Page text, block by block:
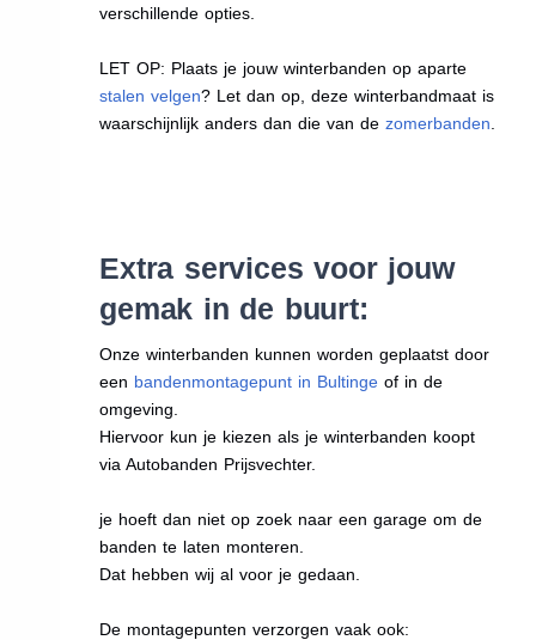
verschillende opties.
LET OP: Plaats je jouw winterbanden op aparte
stalen velgen? Let dan op, deze winterbandmaat is
waarschijnlijk anders dan die van dezomerbanden
Extra services voor jouw
gemak in de buurt:
Onze winterbanden kunnen worden geplaatst door
een bandenmontagepunt in Bultinge of in de
omgeving.
Hiervoor kun je kiezen als je winterbanden koopt
via Autobanden Prijsvechter.
je hoeft dan niet op zoek naar een garage om de
banden te laten monteren.
Dat hebben wij al voor je gedaan.
De montagepunten verzorgen vaak ook: